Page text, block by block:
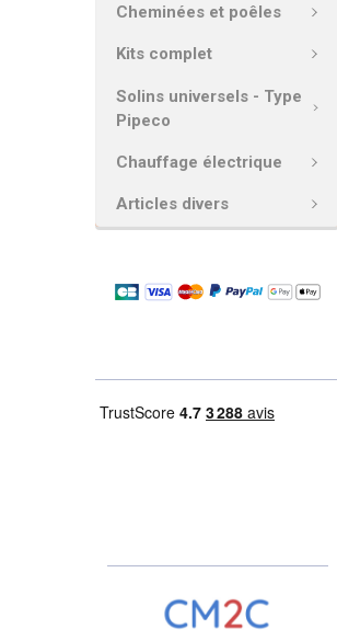
Cheminées et poêles
Kits complet
Solins universels - Type
Pipeco
Chauffage électrique
Articles divers